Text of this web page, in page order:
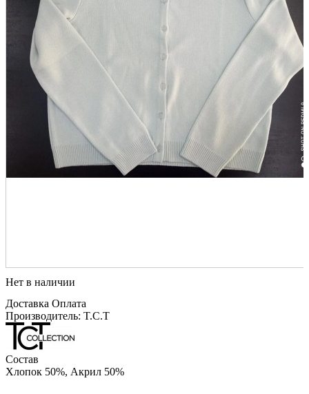
Нет в наличии
Доставка Оплата
Производитель: T.C.T
Состав
Хлопок 50%, Акрил 50%